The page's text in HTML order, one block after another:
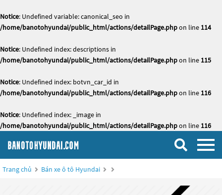
Notice: Undefined variable: canonical_seo in
/home/banotohyundai/public_html/actions/detailPage.phpon line 114
Notice: Undefined index: descriptions in
/home/banotohyundai/public_html/actions/detailPage.phpon line 115
Notice: Undefined index: botvn_car_id in
/home/banotohyundai/public_html/actions/detailPage.phpon line 116
Notice: Undefined index: _image in
/home/banotohyundai/public_html/actions/detailPage.phpon line 116
Trang chủ Bán xe ô tô Hyundai